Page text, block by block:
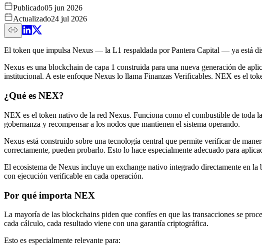
Publicado05 jun 2026
Actualizado24 jul 2026
El token que impulsa Nexus — la L1 respaldada por Pantera Capital — ya está
Nexus es una blockchain de capa 1 construida para una nueva generación de
institucional. A este enfoque Nexus lo llama Finanzas Verificables. NEX es el
¿Qué es NEX?
NEX es el token nativo de la red Nexus. Funciona como el combustible de toda
gobernanza y recompensar a los nodos que mantienen el sistema operando.
Nexus está construido sobre una tecnología central que permite verificar de
correctamente, pueden probarlo. Esto lo hace especialmente adecuado para
El ecosistema de Nexus incluye un exchange nativo integrado directamente en
con ejecución verificable en cada operación.
Por qué importa NEX
La mayoría de las blockchains piden que confíes en que las transacciones se
cada cálculo, cada resultado viene con una garantía criptográfica.
Esto es especialmente relevante para: